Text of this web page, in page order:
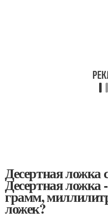
Десертная ложка
Десертная ложка
грамм,
ложек?